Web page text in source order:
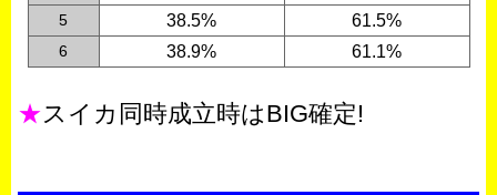
5 38.5% 61.5%
6 38.9% 61.1%
★スイカ同時成立時はBIG確定!